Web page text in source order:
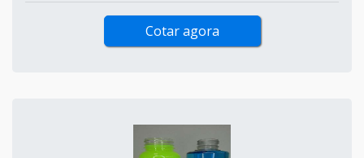
Cotar agora